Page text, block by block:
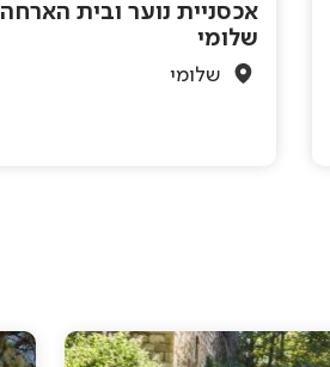
אכסניית נוער ובית הארחה
שלומי
שלומי